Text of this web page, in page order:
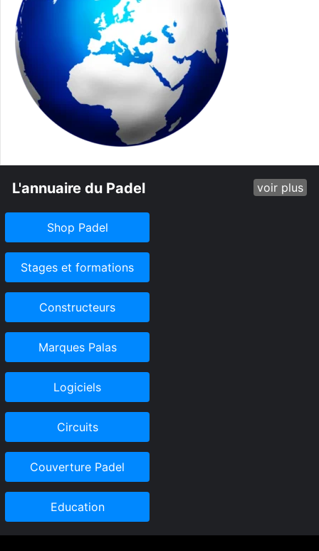
L'annuaire du Padel voir plus
Shop Padel
Stages et formations
Constructeurs
Marques Palas
Logiciels
Circuits
Couverture Padel
Education